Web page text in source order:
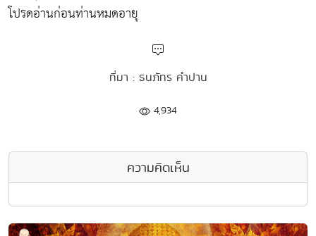
โปรดอ่านก่อนท่านหมดอายุ
ที่มา : ธนภัทร คำปาน
4,934
ความคิดเห็น